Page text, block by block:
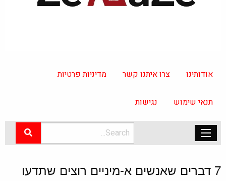
אודותינו צרו איתנו קשר מדיניות פרטיות
תנאי שימוש נגישות
7 דברים שאנשים א-מיניים רוצים שתדעו